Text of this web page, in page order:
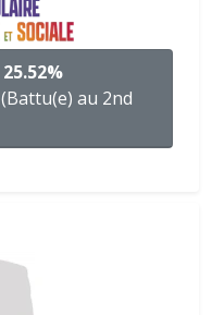
25.52%
(Battu(e) au 2nd